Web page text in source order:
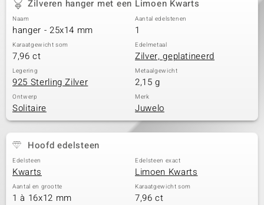
Zilveren hanger met een Limoen Kwarts
Naam
hanger - 25x14 mm
Aantal edelstenen
1
Karaatgewicht som
7,96 ct
Edelmetaal
Zilver, geplatineerd
Legering
925 Sterling Zilver
Metaalgewicht
2,15 g
Ontwerp
Solitaire
Merk
Juwelo
Hoofd edelsteen
Edelsteen
Kwarts
Edelsteen exact
Limoen Kwarts
Aantal en grootte
1 à 16x12 mm
Karaatgewicht som
7,96 ct